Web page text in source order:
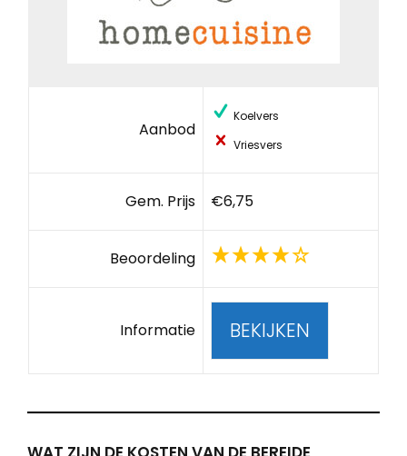
Aanbod
Koelvers
Vriesvers
Gem. Prijs €6,75
Beoordeling
Informatie BEKIJKEN